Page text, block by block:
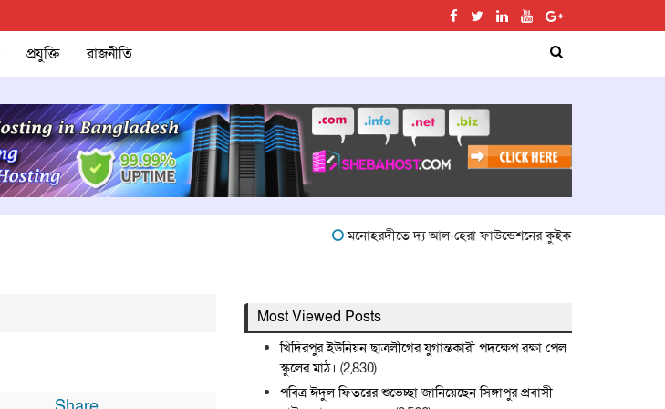
প্রযুক্তি রাজনীতি
মনোহরদীতে দ্য আল-হেরা ফাউন্ডেশনের কুইক কুইজ প্রতিযোগিতা
Most Viewed Posts
খিদিরপুর ইউনিয়ন ছাত্রলীগের যুগান্তকারী পদক্ষেপ রক্ষা পেল
স্কুলের মাঠ। (2,830)
পবিত্র ঈদুল ফিতরের শুভেচ্ছা জানিয়েছেন সিঙ্গাপুর প্রবাসী